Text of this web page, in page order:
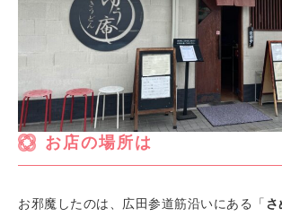
お店の場所は
お邪魔したのは、広田参道筋沿いにある「